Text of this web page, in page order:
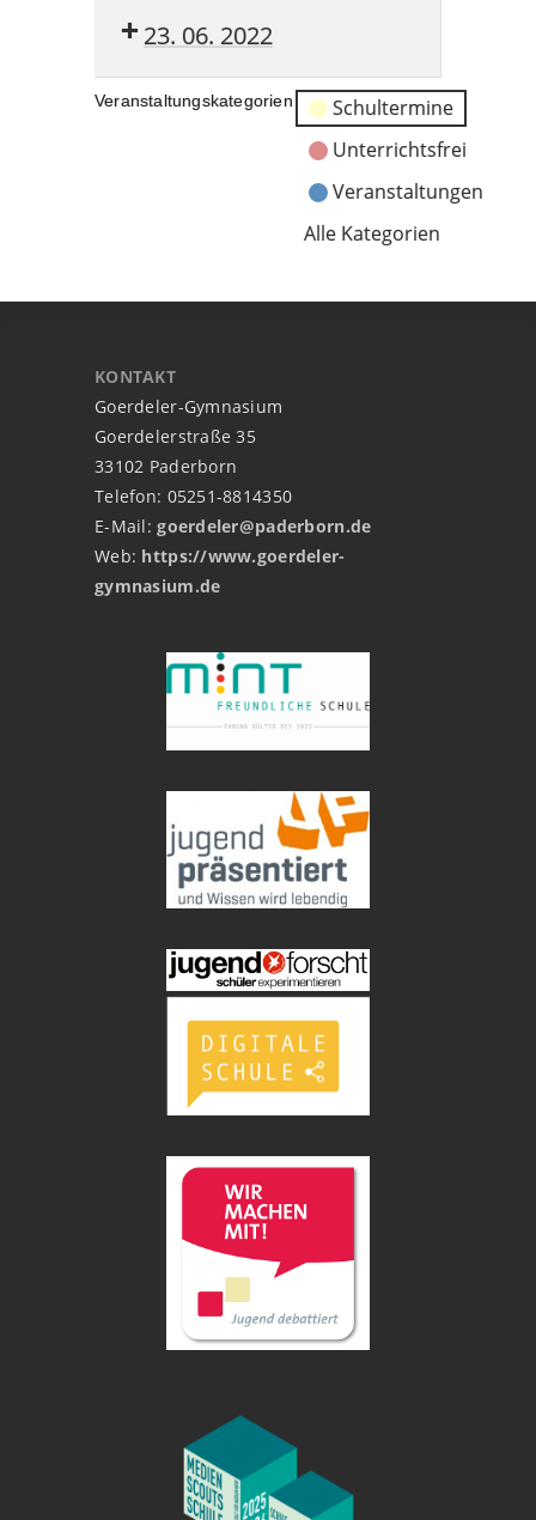
23. 06. 2022
Veranstaltungskategorien
Schultermine
Unterrichtsfrei
Veranstaltungen
Alle Kategorien
KONTAKT
Goerdeler-Gymnasium
Goerdelerstraße 35
33102 Paderborn
Telefon: 05251-8814350
E-Mail:goerdeler@paderborn.de
Web: https://www.goerdeler-
gymnasium.de